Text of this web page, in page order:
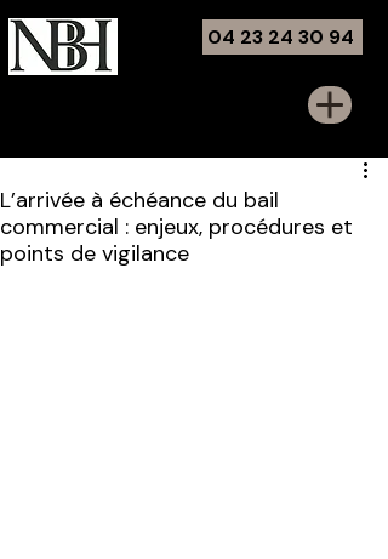
04 23 24 30 94
L’arrivée à échéance du bail
commercial : enjeux, procédures et
points de vigilance